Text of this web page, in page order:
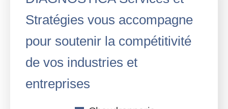
Stratégies vous accompagne
pour soutenir la compétitivité
de vos industries et
entreprises